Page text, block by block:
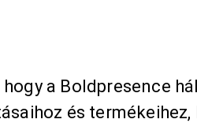
a Boldpresence
és termékeihez,